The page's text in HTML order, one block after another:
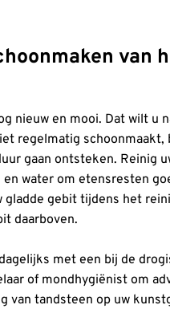
van
nieuw en mooi. Dat wilt u
regelmatig
gaan ontsteken. Reinig
en water om etensresten
gladde gebit tijdens het
daarboven.
met een bij de
of mondhygiënist om
van tandsteen op uw